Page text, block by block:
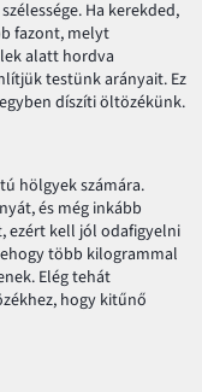
Ha kerekded,
fazont, melyt
alatt hordva
testünk arányait. Ez
díszíti öltözékünk.
hölgyek számára.
és még inkább
ezért kell jól odafigyelni
több kilogrammal
Elég tehát
hogy kitűnő